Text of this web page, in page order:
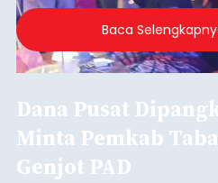
Baca
Dana Pusat
Minta Pemkab
Genjot PAD